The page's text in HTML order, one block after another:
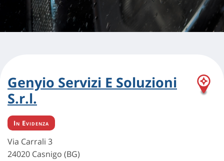
Genyio Servizi E Soluzioni
S.r.l.
In Evidenza
Via Carrali 3
24020 Casnigo (BG)